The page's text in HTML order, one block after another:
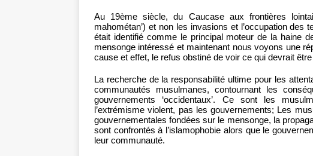
Au 19ème siècle, du Caucase aux frontières
mahométan’) et non les invasions et l’occupation
était identifié comme le principal moteur de la haine de
mensonge intéressé et maintenant nous voyons une
cause et effet, le refus obstiné de voir ce qui devrait
La recherche de la responsabilité ultime pour les
communautés musulmanes, contournant les
gouvernements ‘occidentaux’. Ce sont les
l’extrémisme violent, pas les gouvernements; Les
gouvernementales fondées sur le mensonge, la
sont confrontés à l’islamophobie alors que le
leur communauté.